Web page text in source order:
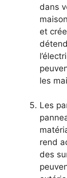
dans
et
les
Les
rend
des